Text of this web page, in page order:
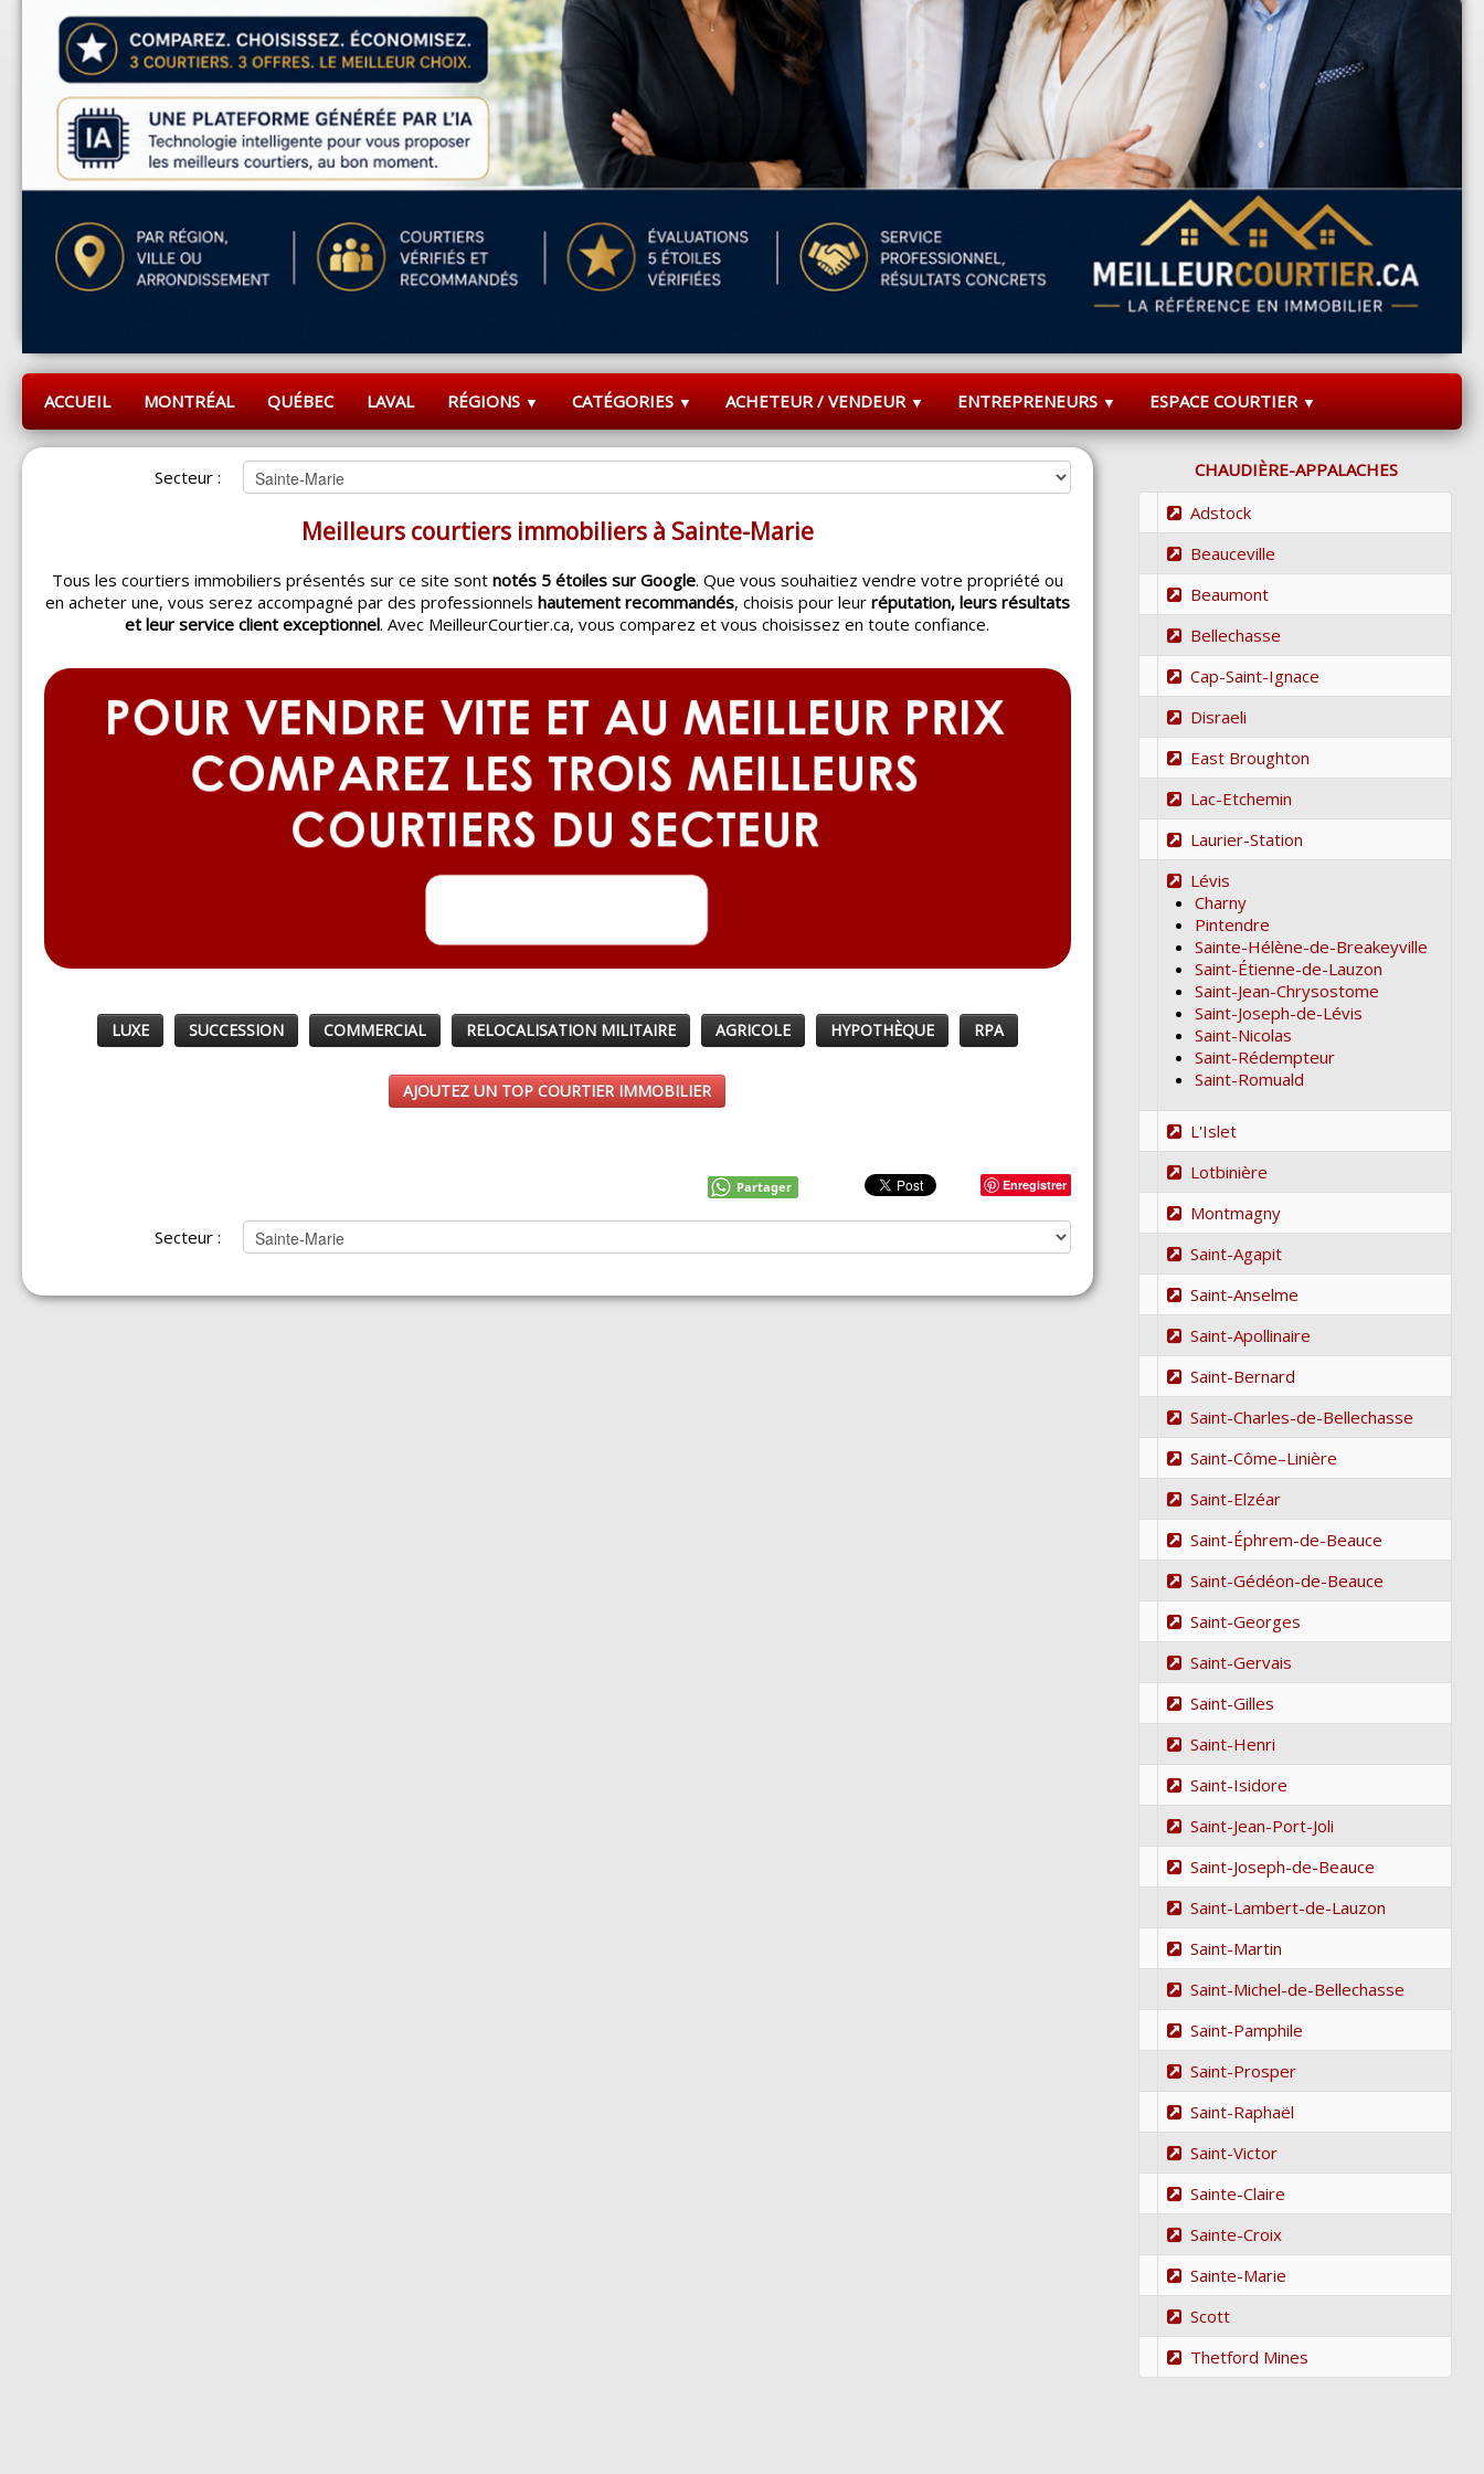
ACCUEIL MONTRÉAL QUÉBEC LAVAL RÉGIONS ▼ CATÉGORIES ▼ ACHETEUR / VENDEUR ▼ ENTREPRENEURS ▼ ESPACE COURTIER ▼
Secteur :
Meilleurs courtiers immobiliers à Sainte-Marie
Tous les courtiers immobiliers présentés sur ce site sont notés 5 étoiles sur Google. Que vous souhaitiez vendre votre propriété ou
en acheter une, vous serez accompagné par des professionnels hautement recommandés, choisis pour leur réputation, leurs résultats
et leur service client exceptionnel. Avec MeilleurCourtier.ca, vous comparez et vous choisissez en toute confiance.
LUXE SUCCESSION COMMERCIAL RELOCALISATION MILITAIRE AGRICOLE HYPOTHÈQUE RPA
AJOUTEZ UN TOP COURTIER IMMOBILIER
Enregistrer
Partager
Secteur :
CHAUDIÈRE-APPALACHES
Adstock
Beauceville
Beaumont
Bellechasse
Cap-Saint-Ignace
Disraeli
East Broughton
Lac-Etchemin
Laurier-Station
Lévis
Charny
Pintendre
Sainte-Hélène-de-Breakeyville
Saint-Étienne-de-Lauzon
Saint-Jean-Chrysostome
Saint-Joseph-de-Lévis
Saint-Nicolas
Saint-Rédempteur
Saint-Romuald
L'Islet
Lotbinière
Montmagny
Saint-Agapit
Saint-Anselme
Saint-Apollinaire
Saint-Bernard
Saint-Charles-de-Bellechasse
Saint-Côme–Linière
Saint-Elzéar
Saint-Éphrem-de-Beauce
Saint-Gédéon-de-Beauce
Saint-Georges
Saint-Gervais
Saint-Gilles
Saint-Henri
Saint-Isidore
Saint-Jean-Port-Joli
Saint-Joseph-de-Beauce
Saint-Lambert-de-Lauzon
Saint-Martin
Saint-Michel-de-Bellechasse
Saint-Pamphile
Saint-Prosper
Saint-Raphaël
Saint-Victor
Sainte-Claire
Sainte-Croix
Sainte-Marie
Scott
Thetford Mines